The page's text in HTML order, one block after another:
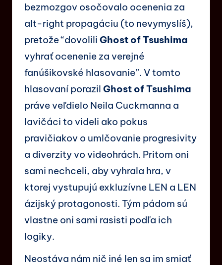
bezmozgov osočovalo ocenenia za
alt-right propagáciu (to nevymyslíš),
pretože “dovolili Ghost of Tsushima
vyhrať ocenenie za verejné
fanúšikovské hlasovanie”. V tomto
hlasovaní porazil Ghost of Tsushima
práve veľdielo Neila Cuckmanna a
lavičáci to videli ako pokus
pravičiakov o umlčovanie progresivity
a diverzity vo videohrách. Pritom oni
sami nechceli, aby vyhrala hra, v
ktorej vystupujú exkluzívne LEN a LEN
ázijský protagonosti. Tým pádom sú
vlastne oni sami rasisti podľa ich
logiky.
Neostáva nám nič iné len sa im smiať